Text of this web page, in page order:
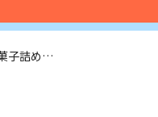
焼菓子詰め合わせ ギフト